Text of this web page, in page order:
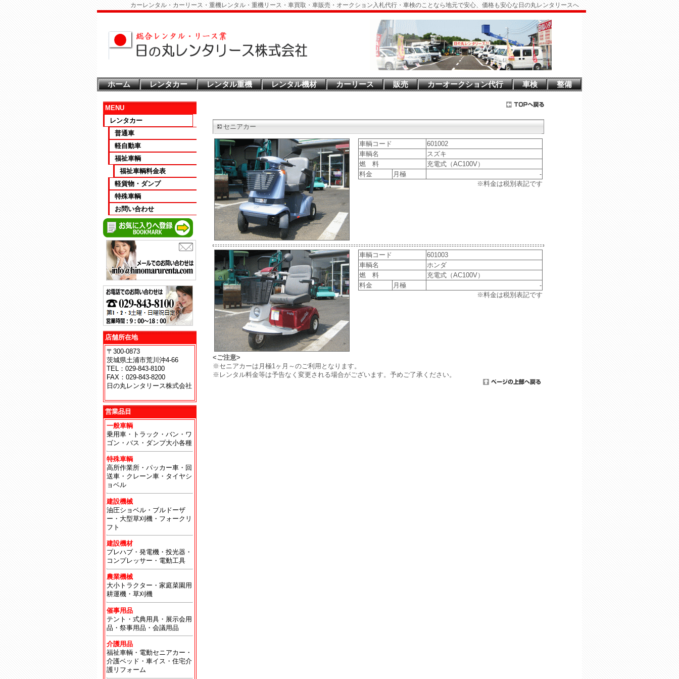
カーレンタル・カーリース・重機レンタル・重機リース・車買取・車販売・オークション入札代行・車検のことなら地元で安心、価格も安心な日の丸レンタリースへ
ホーム レンタカー レンタル重機 レンタル機材 カーリース 販売 カーオークション代行 車検 整備
MENU
レンタカー
普通車
軽自動車
福祉車輌
福祉車輌料金表
軽貨物・ダンプ
特殊車輌
お問い合わせ
店舗所在地
〒300-0873
茨城県土浦市荒川沖4-66
TEL：029-843-8100
FAX：029-843-8200
日の丸レンタリース株式会社
営業品目
一般車輌
乗用車・トラック・バン・ワ
ゴン・バス・ダンプ大小各種
特殊車輌
高所作業所・パッカー車・回
送車・クレーン車・タイヤシ
ョベル
建設機械
油圧ショベル・ブルドーザ
ー・大型草刈機・フォークリ
フト
建設機材
プレハブ・発電機・投光器・
コンプレッサー・電動工具
農業機械
大小トラクター・家庭菜園用
耕運機・草刈機
催事用品
テント・式典用具・展示会用
品・祭事用品・会議用品
介護用品
福祉車輌・電動セニアカー・
介護ベッド・車イス・住宅介
護リフォーム
セニアカー
車輌コード
601002
車輌名
スズキ
燃 料
充電式（AC100V）
料金
月極
-
※料金は税別表記です
車輌コード
601003
車輌名
ホンダ
燃 料
充電式（AC100V）
料金
月極
-
※料金は税別表記です
<ご注意>
※セニアカーは月極1ヶ月～のご利用となります。
※レンタル料金等は予告なく変更される場合がございます。予めご了承ください。